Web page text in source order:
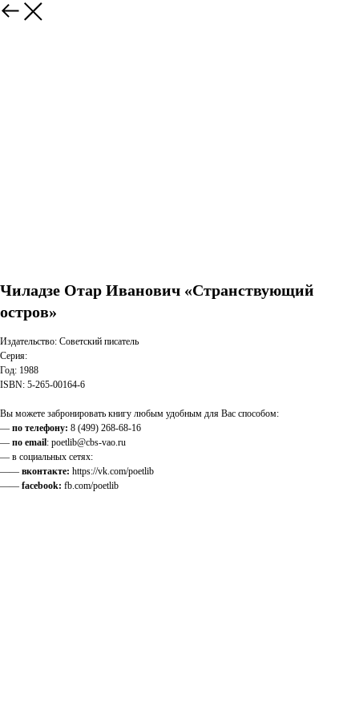
Чиладзе Отар Иванович «Странствующий
остров»
Издательство: Советский писатель
Серия:
Год: 1988
ISBN: 5-265-00164-6
Вы можете забронировать книгу любым удобным для Вас способом:
— по телефону: 8 (499) 268-68-16
— по email: poetlib@cbs-vao.ru
— в социальных сетях:
—— вконтакте: https://vk.com/poetlib
—— facebook: fb.com/poetlib